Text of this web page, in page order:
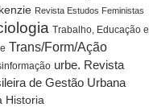
Revista Estudos Feministas
Trabalho, Educação e
Trans/Form/Ação
urbe. Revista
de Gestão Urbana
Historia